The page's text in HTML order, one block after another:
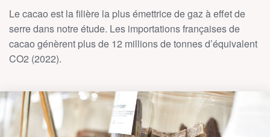
Le cacao est la filière la plus émettrice de gaz à effet de
serre dans notre étude. Les importations françaises de
cacao génèrent plus de 12 millions de tonnes d’équivalent
CO2 (2022).